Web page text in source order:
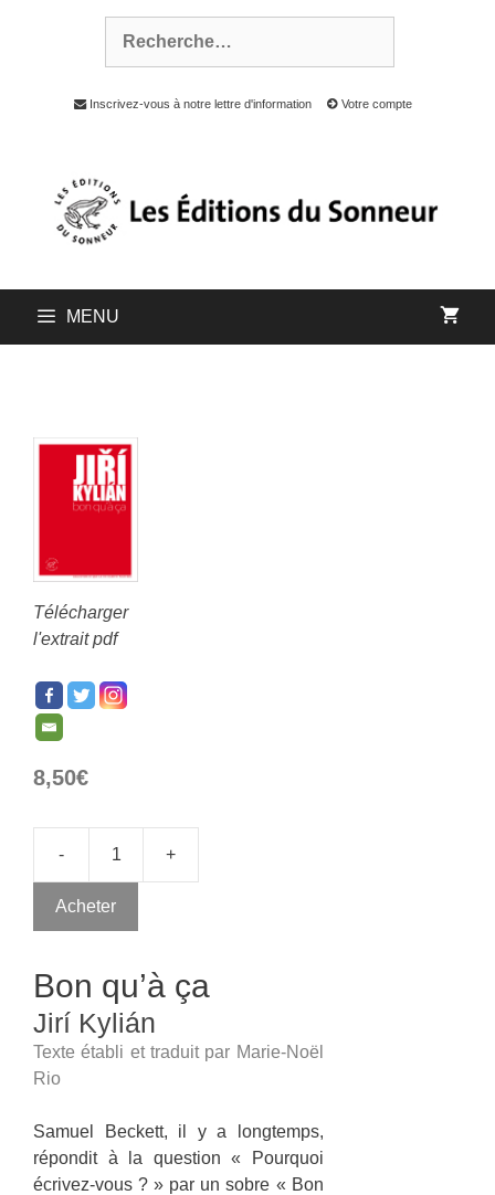
Inscrivez-vous à notre lettre d'information Votre compte
MENU
Télécharger
l'extrait pdf
8,50€
- +
Acheter
Bon qu’à ça
Jirí Kylián
Texte établi et traduit par Marie-Noël
Rio
Samuel Beckett, il y a longtemps,
répondit à la question « Pourquoi
écrivez-vous ? » par un sobre « Bon